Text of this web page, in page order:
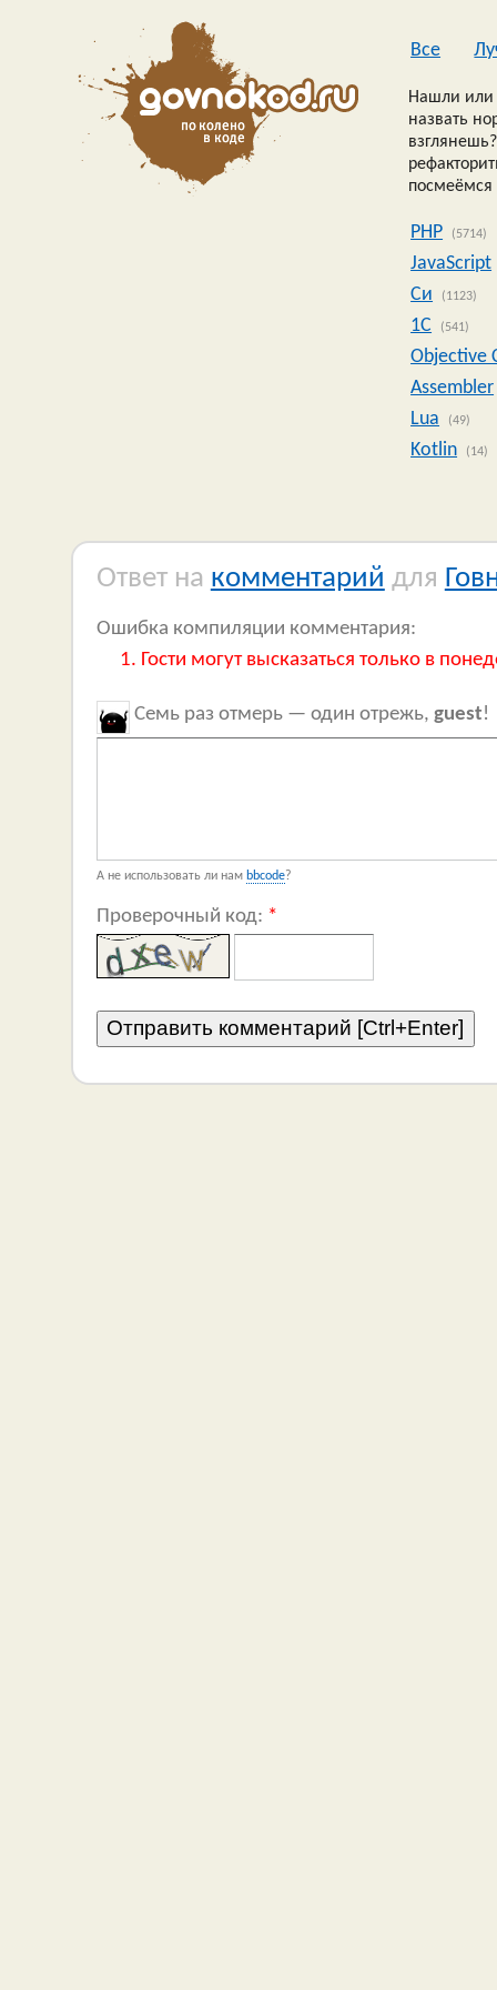
Все
Нашли или
назвать
посмеёмся
PHP (5714)
JavaScript
Си
(1123)
1C (541)
Objective
Assembler
Lua
(49)
Kotlin (14)
Ответ на комментарий для
Ошибка компиляции комментария:
Гости могут высказаться только в
Семь раз отмерь — один отрежь, guest!
А не использовать ли нам bbcode?
Проверочный код: *